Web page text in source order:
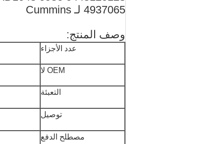
4937065 لـ Cummins
وصف المنتج:
عدد الأجزاء
OEM لا
التعبئة
توصيل
مصطلح الدفع